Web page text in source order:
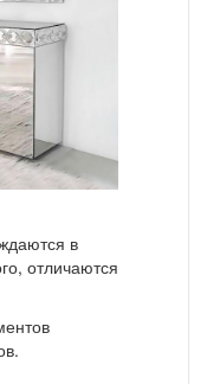
в
отличаются